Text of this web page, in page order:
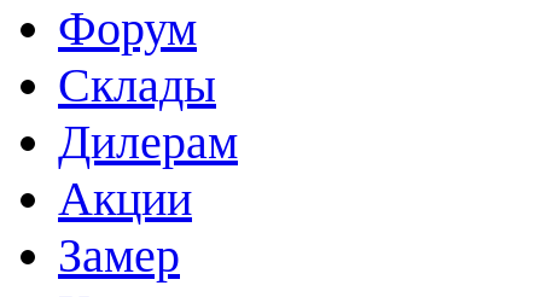
Форум
Склады
Дилерам
Акции
Замер